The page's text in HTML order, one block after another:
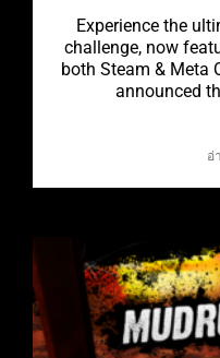
Experience the
challenge, now
both Steam & Meta
announced
อ่